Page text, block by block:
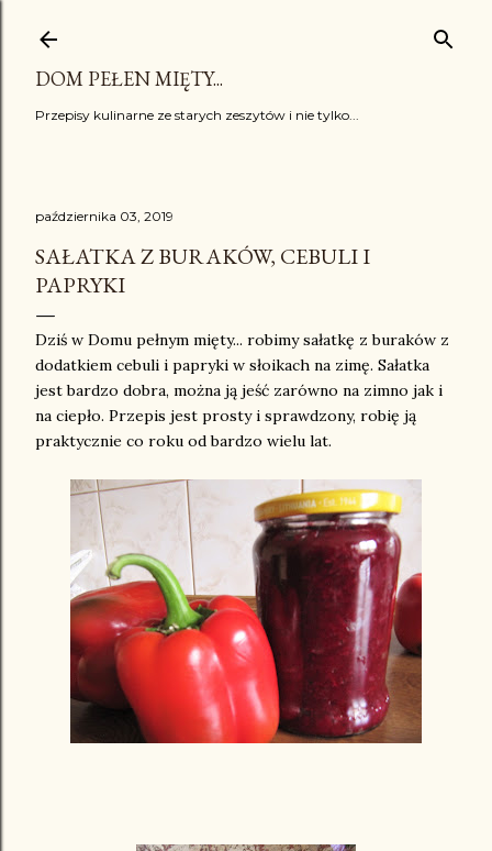
DOM PEŁEN MIĘTY...
Przepisy kulinarne ze starych zeszytów i nie tylko...
października 03, 2019
SAŁATKA Z BURAKÓW, CEBULI I
PAPRYKI
Dziś w Domu pełnym mięty... robimy sałatkę z buraków z
dodatkiem cebuli i papryki w słoikach na zimę. Sałatka
jest bardzo dobra, można ją jeść zarówno na zimno jak i
na ciepło. Przepis jest prosty i sprawdzony, robię ją
praktycznie co roku od bardzo wielu lat.